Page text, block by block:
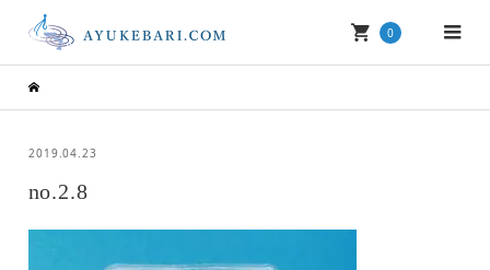
0
2019.04.23
no.2.8